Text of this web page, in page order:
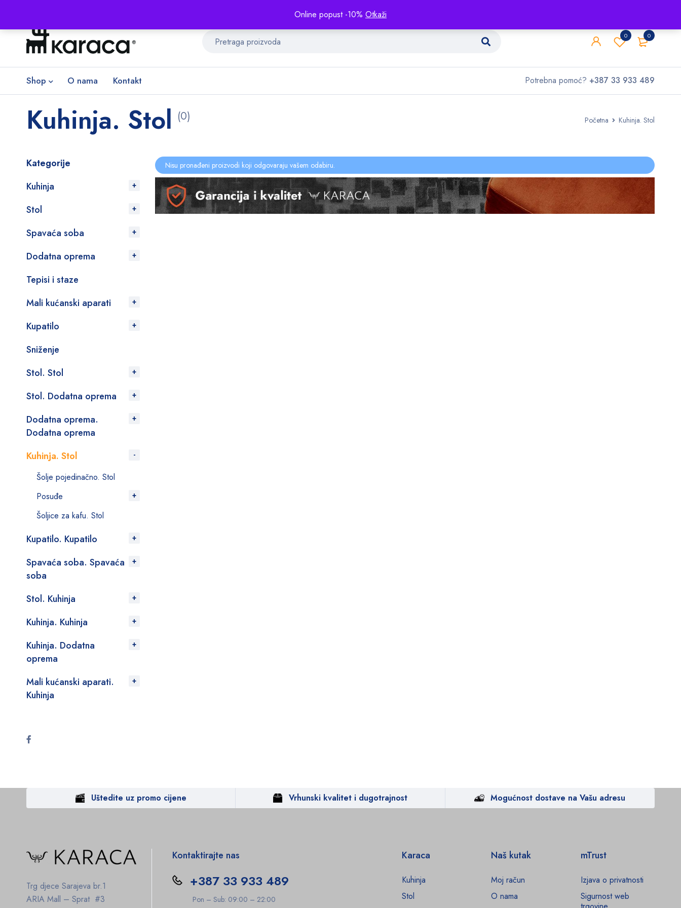
Online popust -10% Otkaži
0
0
Shop O nama Kontakt Potrebna pomoć? +387 33 933 489
Početna Kuhinja. Stol
Kuhinja. Stol (0)
Kategorije
Kuhinja
Stol
Spavaća soba
Dodatna oprema
Tepisi i staze
Mali kućanski aparati
Kupatilo
Sniženje
Stol. Stol
Stol. Dodatna oprema
Dodatna oprema.
Dodatna oprema
Kuhinja. Stol
Šolje pojedinačno. Stol
Posuđe
Šoljice za kafu. Stol
Kupatilo. Kupatilo
Spavaća soba. Spavaća
soba
Stol. Kuhinja
Kuhinja. Kuhinja
Kuhinja. Dodatna
oprema
Mali kućanski aparati.
Kuhinja
Nisu pronađeni proizvodi koji odgovaraju vašem odabiru.
Uštedite uz promo cijene Vrhunski kvalitet i dugotrajnost Mogućnost dostave na Vašu adresu
Trg djece Sarajeva br.1
ARIA Mall – Sprat #3
Kontaktirajte nas
+387 33 933 489
Pon – Sub: 09:00 – 22:00
Karaca
Kuhinja
Stol
Naš kutak
Moj račun
O nama
mTrust
Izjava o privatnosti
Sigurnost web